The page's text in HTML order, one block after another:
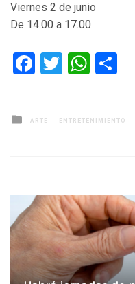
Viernes 2 de junio
De 14.00 a 17.00
Facebook
Twitter
Posted
in
ARTE ENTRETENIMIENTO